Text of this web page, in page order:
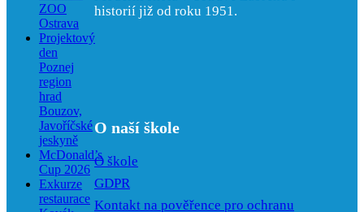
ZOO
Ostrava
Projektový
den
Poznej
region
hrad
Bouzov,
Javoříčské
jeskyně
McDonald’s
Cup 2026
Exkurze
restaurace
historií již od roku 1951.
O naší škole
O škole
GDPR
Kontakt na pověřence pro ochranu